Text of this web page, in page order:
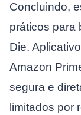
Concluindo,
práticos para
Die.
Amazon
segura e
limitados por